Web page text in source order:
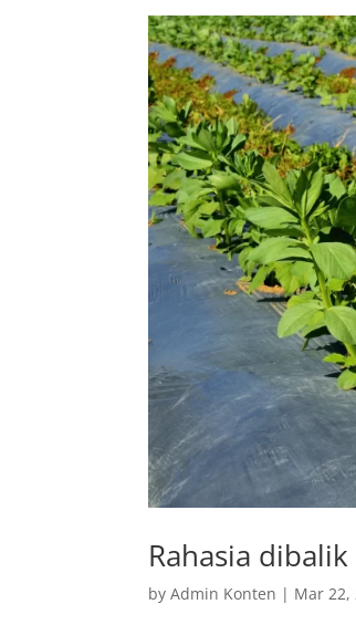
Rahasia
byAdmin Konten | Mar 22,